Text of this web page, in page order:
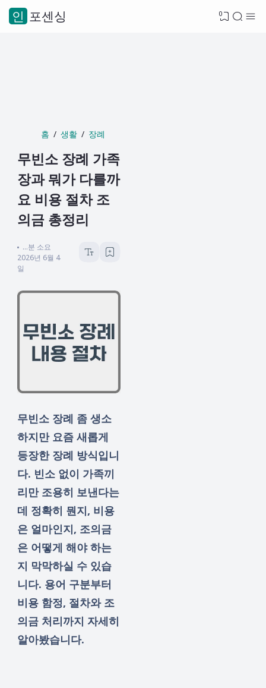
인포센싱 0
홈 생활 장례
무빈소 장례 가족
장과 뭐가 다를까
요 비용 절차 조
의금 총정리
...분 소요
2026년 6월 4
일
무빈소 장례 좀 생소
하지만 요즘 새롭게
등장한 장례 방식입니
다. 빈소 없이 가족끼
리만 조용히 보낸다는
데 정확히 뭔지, 비용
은 얼마인지, 조의금
은 어떻게 해야 하는
지 막막하실 수 있습
니다. 용어 구분부터
비용 함정, 절차와 조
의금 처리까지 자세히
알아봤습니다.